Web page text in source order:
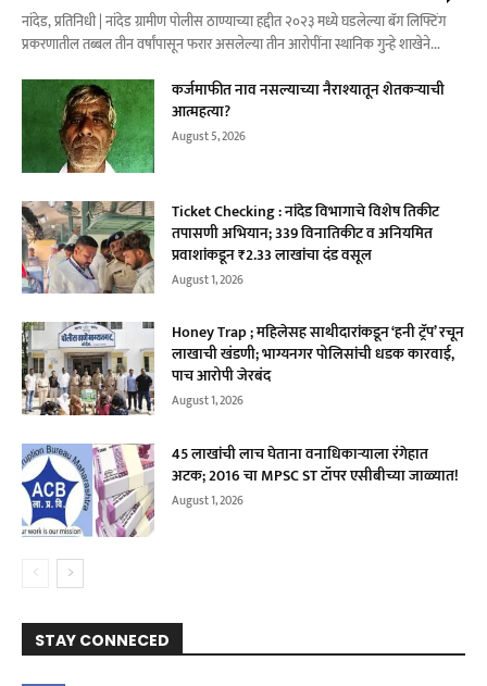
नांदेड, प्रतिनिधी | नांदेड ग्रामीण पोलीस ठाण्याच्या हद्दीत २०२३ मध्ये घडलेल्या बॅग लिफ्टिंग
प्रकरणातील तब्बल तीन वर्षांपासून फरार असलेल्या तीन आरोपींना स्थानिक गुन्हे शाखेने...
कर्जमाफीत नाव नसल्याच्या नैराश्यातून शेतकऱ्याची
आत्महत्या?
August 5, 2026
Ticket Checking : नांदेड विभागाचे विशेष तिकीट
तपासणी अभियान; 339 विनातिकीट व अनियमित
प्रवाशांकडून ₹2.33 लाखांचा दंड वसूल
August 1, 2026
Honey Trap ; महिलेसह साथीदारांकडून ‘हनी ट्रॅप’ रचून
लाखाची खंडणी; भाग्यनगर पोलिसांची धडक कारवाई,
पाच आरोपी जेरबंद
August 1, 2026
45 लाखांची लाच घेताना वनाधिकाऱ्याला रंगेहात
अटक; 2016 चा MPSC ST टॉपर एसीबीच्या जाळ्यात!
August 1, 2026
STAY CONNECED